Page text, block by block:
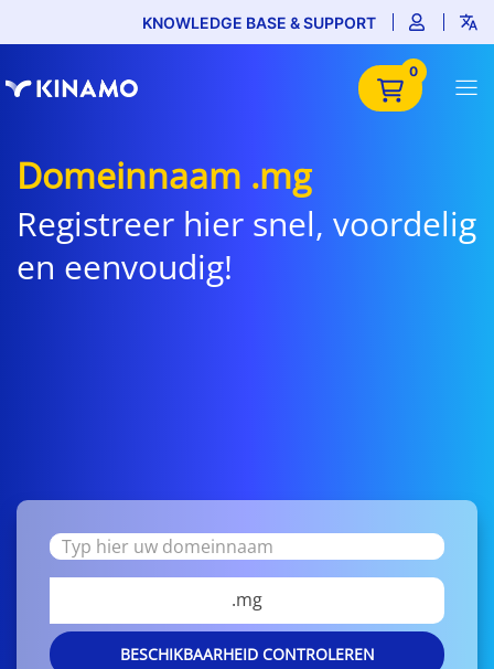
KNOWLEDGE BASE & SUPPORT
0
Domeinnaam .mg
Registreer hier snel, voordelig
en eenvoudig!
.mg
BESCHIKBAARHEID CONTROLEREN